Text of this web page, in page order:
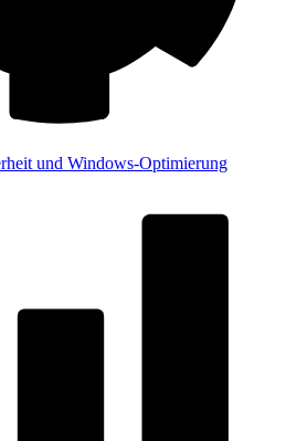
und Windows-Optimierung